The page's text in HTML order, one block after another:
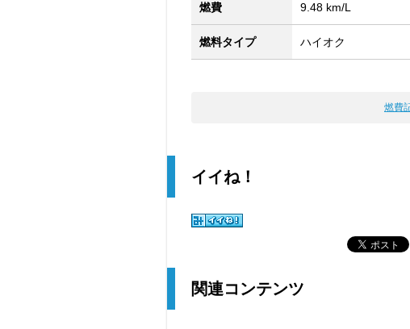
燃費 9.48 km/L
燃料タイプ ハイオク
燃費
イイね！
関連コンテンツ